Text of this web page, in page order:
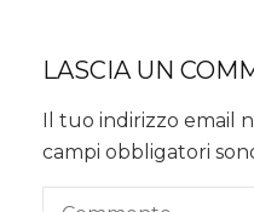
LASCIA UN
Il tuo indirizzo email
campi obbligatori